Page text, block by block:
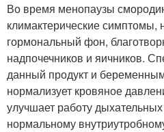
Во время менопаузы
климактерические симптомы,
гормональный фон,
надпочечников и яичников.
данный продукт и
нормализует кровяное
улучшает работу
нормальному